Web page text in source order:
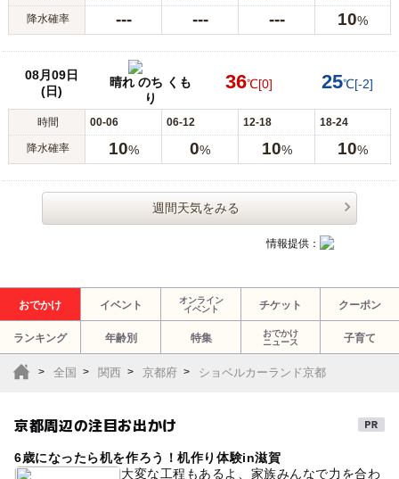
降水確率 --- --- --- 10%
08月09日
(日)
晴れ のち くも
り
36℃[0] 25℃[-2]
時間 00-06 06-12 12-18 18-24
降水確率 10% 0% 10% 10%
週間天気をみる
情報提供：
おでかけ イベント
オンライン
イベント
チケット クーポン
ランキング 年齢別 特集
おでかけ
ニュース
子育て
全国 関西 京都府 ショベルカーランド京都
京都周辺の注目お出かけ
6歳になったら机を作ろう！机作り体験in滋賀
大変な工程もあるよ、家族みんなで力を合わ